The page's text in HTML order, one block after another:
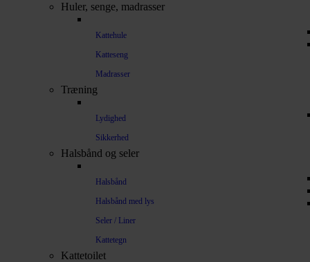
Huler, senge, madrasser
Kattehule
Katteseng
Madrasser
Træning
Lydighed
Sikkerhed
Halsbånd og seler
Halsbånd
Halsbånd med lys
Seler / Liner
Kattetegn
Kattetoilet